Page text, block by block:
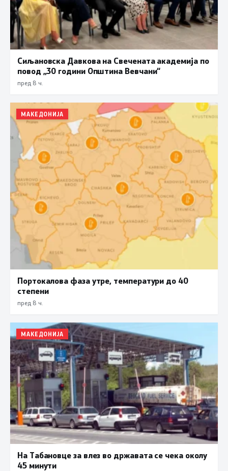
Сиљановска Давкова на Свечената академија по
повод „30 години Општина Вевчани“
пред 8 ч.
МАКЕДОНИЈА
Портокалова фаза утре, температури до 40
степени
пред 8 ч.
МАКЕДОНИЈА
На Табановце за влез во државата се чека околу
45 минути